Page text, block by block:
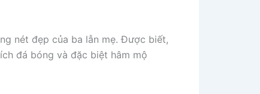
nét đẹp của ba lẫn mẹ. Được biết,
đá bóng và đặc biệt hâm mộ